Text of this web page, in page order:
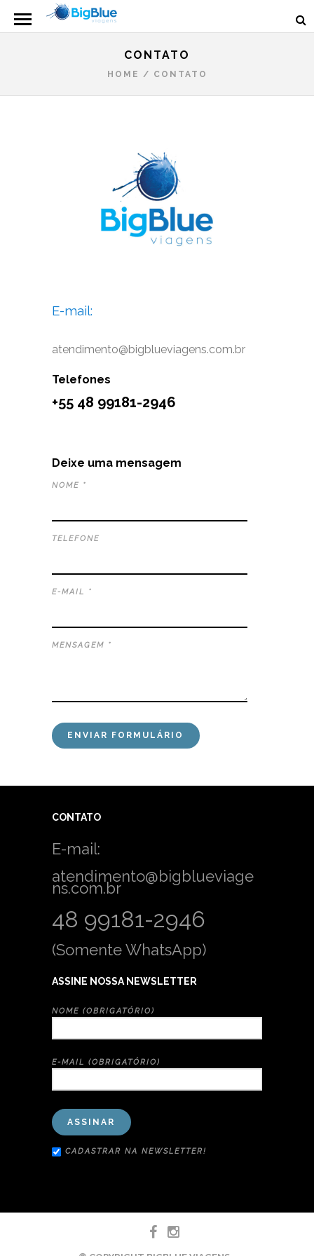
CONTATO
HOME / CONTATO
E-mail:
atendimento@bigblueviagens.com.br
Telefones
+55 48 99181-2946
Deixe uma mensagem
NOME *
TELEFONE
E-MAIL *
MENSAGEM *
CONTATO
E-mail:
atendimento@bigblueviage
ns.com.br
48 99181-2946
(Somente WhatsApp)
ASSINE NOSSA NEWSLETTER
NOME (OBRIGATÓRIO)
E-MAIL (OBRIGATÓRIO)
CADASTRAR NA NEWSLETTER!